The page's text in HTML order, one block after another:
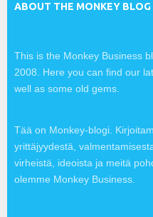
ABOUT THE MONKEY BLOG
This is the Monkey Business
2008. Here you can find our
well as some old gems.
Tää on Monkey-blogi.
yrittäjyydestä,
virheistä, ideoista ja meitä
olemme Monkey Business.